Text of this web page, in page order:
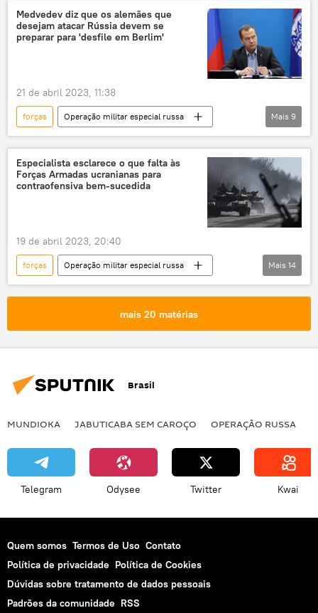
Forças Armadas da Ucrânia
Forças Armadas da Rússia
queda
tensão militar
soldados
ataque
Medvedev diz que os alemães que
desejam atacar Rússia devem se
preparar para 'desfile em Berlim'
21 de abril 2023, 11:38
forças
Operação militar especial russa
Rússia
Alemanha
Dmitry Medvedev
Conselho de Segurança da Rússia
Ucrânia
operações
operações secretas
Mais 9
Especialista esclarece o que falta às
Forças Armadas ucranianas para
contraofensiva bem-sucedida
19 de abril 2023, 20:40
forças
Operação militar especial russa
ofensiva
contraofensiva
conflito ucraniano
conflito armado
confronto
guerra
Ucrânia
Exército da Ucrânia
Mais 14
mais 20 matérias
Brasil
MUNDIOKA JABUTICABA SEM CAROÇO OPERAÇÃO RUSSA
Telegram Odysee Twitter Kwai
Quem somos Termos de Uso Contato
Política de privacidade Política de Cookies
Dúvidas sobre tratamento de dados pessoais
Padrões da comunidade RSS